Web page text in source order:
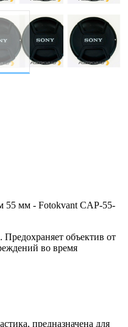
55 мм - Fotokvant CAP-55-
объектив от
во время
предназначена для